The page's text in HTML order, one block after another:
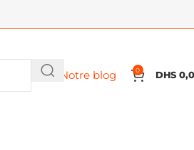
Notre blog 0 DHS